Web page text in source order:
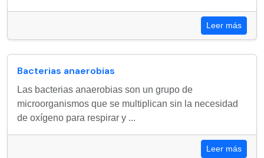
Leer más
Bacterias anaerobias
Las bacterias anaerobias son un grupo de
microorganismos que se multiplican sin la necesidad
de oxígeno para respirar y ...
Leer más